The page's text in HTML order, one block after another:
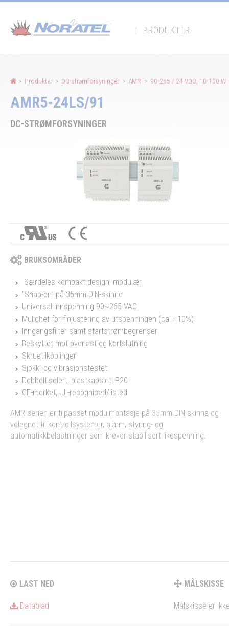
| PRODUKTER
> Produkter > DC-strømforsyninger > AMR > 90-265 / 24 VDC, 10-100 W
AMR5-24LS/91
DC-STRØMFORSYNINGER
BRUKSOMRÅDER
Særdeles kompakt design, modulær
"Snap-on" på 35mm DIN-skinne
Universal innspenning 90~265 VAC
Mulighet for finjustering av utspenningen (ca. +10%)
Inngangsfilter samt startstrømbegrenser
Beskyttet mot overlast og kortslutning
Skruetilkoblinger
Sjokk- og vibrasjonstestet
Dobbeltisolert, plastkapslet IP20
CE-merket, UL-recogniced/listed
AMR serien er tilpasset modulmontasje på 35mm DIN-skinne og
velegnet til kontrollsystemer, alarm, styring- og
automatikkbelastninger som krever stabilisert likespenning.
LAST NED
Datablad
MÅLSKISSE
Målskisse er
Panel for informasjonskapsler